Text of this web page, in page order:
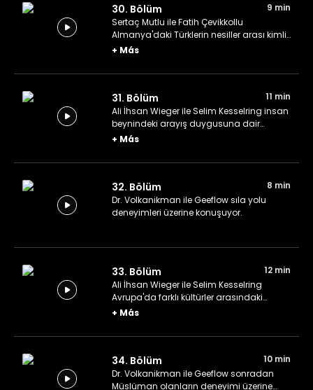
30. Bölüm
9 min
Sertaç Mutlu ile Fatih Çevikkollu
Almanya'daki Türklerin nesiller arası kimlik
dönüşümünden bahsediyor.
+ Más
31. Bölüm
11 min
Ali İhsan Wieger ile Selim Kesselring insan
beynindeki arayış duygusuna dair
konuşuyor.
+ Más
32. Bölüm
8 min
Dr. Volkanikman ile Geeflow sıla yolu
deneyimleri üzerine konuşuyor.
33. Bölüm
12 min
Ali İhsan Wieger ile Selim Kesselring
Avrupa'da farklı kültürler arasındaki
alışveriş üzerine konuşuyor.
+ Más
34. Bölüm
10 min
Dr. Volkanikman ile Geeflow sonradan
Müslüman olanların deneyimi üzerine